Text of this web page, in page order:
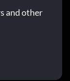
and other